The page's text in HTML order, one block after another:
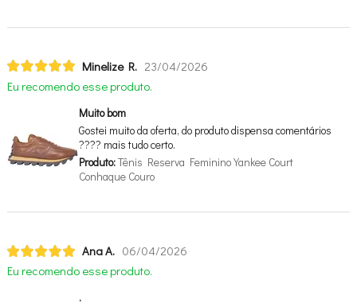
Minelize R. 23/04/2026
Eu recomendo esse produto.
Muito bom
Gostei muito da oferta, do produto dispensa comentários
???? mais tudo certo.
Produto:Tênis Reserva Feminino Yankee Court
Conhaque Couro
Ana A. 06/04/2026
Eu recomendo esse produto.
.